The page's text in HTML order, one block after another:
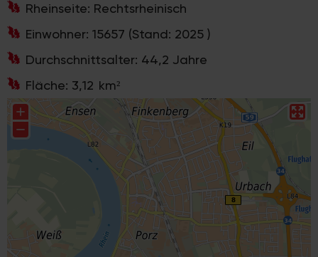
Rheinseite: Rechtsrheinisch
Einwohner: 15657 (Stand: 2025 )
Durchschnittsalter: 44,2 Jahre
Fläche: 3,12 km²